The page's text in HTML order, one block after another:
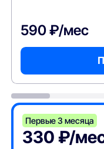
590 ₽/мес
Первые 3 месяца
330 ₽/